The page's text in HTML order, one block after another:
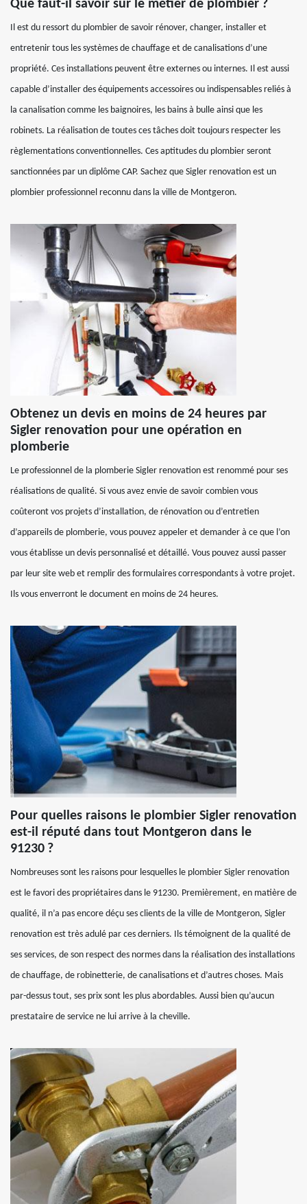
Que faut-il savoir sur le métier de plombier ?
Il est du ressort du plombier de savoir rénover, changer, installer et
entretenir tous les systèmes de chauffage et de canalisations d’une
propriété. Ces installations peuvent être externes ou internes. Il est aussi
capable d’installer des équipements accessoires ou indispensables reliés à
la canalisation comme les baignoires, les bains à bulle ainsi que les
robinets. La réalisation de toutes ces tâches doit toujours respecter les
règlementations conventionnelles. Ces aptitudes du plombier seront
sanctionnées par un diplôme CAP. Sachez que Sigler renovation est un
plombier professionnel reconnu dans la ville de Montgeron.
Obtenez un devis en moins de 24 heures par
Sigler renovation pour une opération en
plomberie
Le professionnel de la plomberie Sigler renovation est renommé pour ses
réalisations de qualité. Si vous avez envie de savoir combien vous
coûteront vos projets d’installation, de rénovation ou d’entretien
d’appareils de plomberie, vous pouvez appeler et demander à ce que l’on
vous établisse un devis personnalisé et détaillé. Vous pouvez aussi passer
par leur site web et remplir des formulaires correspondants à votre projet.
Ils vous enverront le document en moins de 24 heures.
Pour quelles raisons le plombier Sigler renovation
est-il réputé dans tout Montgeron dans le
91230 ?
Nombreuses sont les raisons pour lesquelles le plombier Sigler renovation
est le favori des propriétaires dans le 91230. Premièrement, en matière de
qualité, il n’a pas encore déçu ses clients de la ville de Montgeron, Sigler
renovation est très adulé par ces derniers. Ils témoignent de la qualité de
ses services, de son respect des normes dans la réalisation des installations
de chauffage, de robinetterie, de canalisations et d’autres choses. Mais
par-dessus tout, ses prix sont les plus abordables. Aussi bien qu’aucun
prestataire de service ne lui arrive à la cheville.